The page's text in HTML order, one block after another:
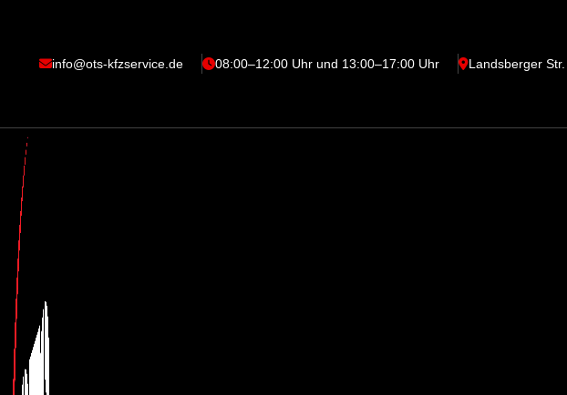
info@ots-kfzservice.de 08:00–12:00 Uhr und 13:00–17:00 Uhr Landsberger